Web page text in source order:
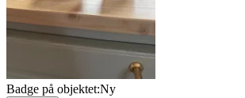
Badge på objektet:Ny